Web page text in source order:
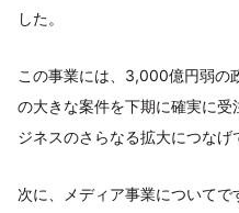
した。
この事業には、3,000億円弱の
の大きな案件を下期に確実に
ジネスのさらなる拡大につなげ
次に、メディア事業について